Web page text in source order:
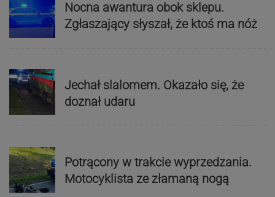
Nocna awantura obok sklepu.
Zgłaszający słyszał, że ktoś ma nóż
Jechał slalomem. Okazało się, że
doznał udaru
Potrącony w trakcie wyprzedzania.
Motocyklista ze złamaną nogą